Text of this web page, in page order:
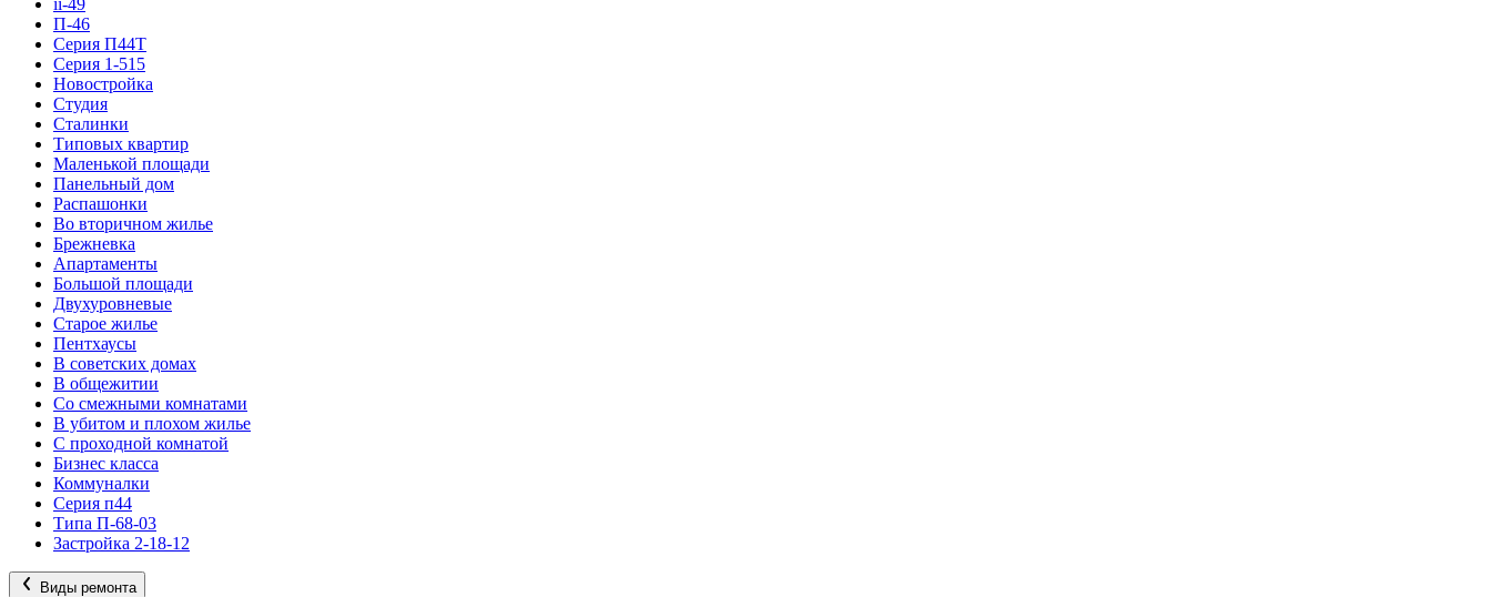
ii-49
П-46
Серия П44Т
Серия 1-515
Новостройка
Студия
Сталинки
Типовых квартир
Маленькой площади
Панельный дом
Распашонки
Во вторичном жилье
Брежневка
Апартаменты
Большой площади
Двухуровневые
Старое жилье
Пентхаусы
В советских домах
В общежитии
Со смежными комнатами
В убитом и плохом жилье
С проходной комнатой
Бизнес класса
Коммуналки
Серия п44
Типа П-68-03
Застройка 2-18-12
Виды ремонта